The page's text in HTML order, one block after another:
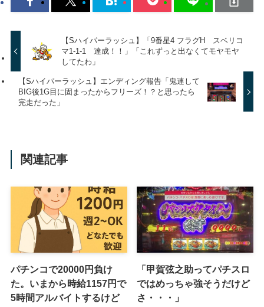
【Sハイパーラッシュ】「9番星4 フラグH スベリコ
マ1-1-1 達成！！」「これずっと出なくてモヤモヤ
してたわ」
【Sハイパーラッシュ】エンディング報告「鬼連して
BIG後1G目に固まったからフリーズ！？と思ったら
完走だった」
関連記事
パチンコで20000円負け
た。いまから時給1157円で
5時間アルバイトするけど
「甲賀弦之助ってパチスロ
ではめっちゃ強そうだけど
さ・・・」